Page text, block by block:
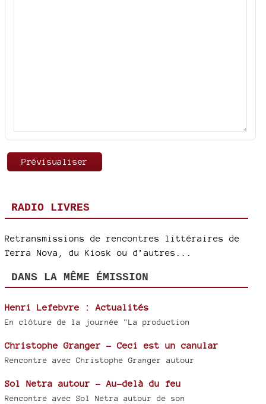
RADIO LIVRES
Retransmissions de rencontres littéraires de
Terra Nova, du Kiosk ou d’autres...
DANS LA MÊME ÉMISSION
Henri Lefebvre : Actualités
En clôture de la journée "La production
Christophe Granger - Ceci est un canular
Rencontre avec Christophe Granger autour
Sol Netra autour - Au-delà du feu
Rencontre avec Sol Netra autour de son